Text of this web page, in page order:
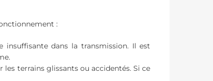
:
insuffisante dans la transmission. Il est
terrains glissants ou accidentés. Si ce